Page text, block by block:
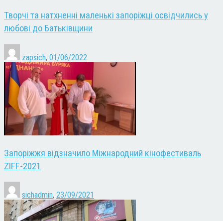
Творчі та натхненні маленькі запоріжці освідчились у
любові до Батьківщини
zapsich, 01/06/2022
Запоріжжя відзначило Міжнародний кінофестиваль
ZIFF-2021
sichadmin, 23/09/2021